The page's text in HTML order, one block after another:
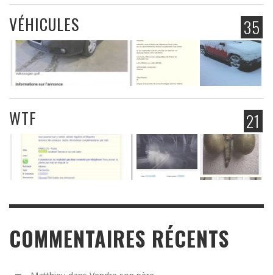
35
VÉHICULES
21
WTF
COMMENTAIRES RÉCENTS